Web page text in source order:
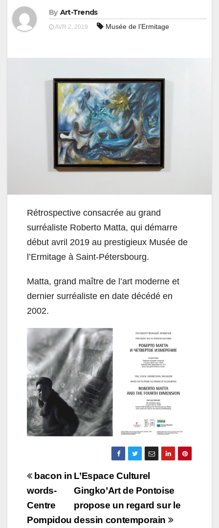
By Art-Trends
AVR 2, 2019 Musée de l’Ermitage
Rétrospective consacrée au grand
surréaliste Roberto Matta, qui démarre
début avril 2019 au prestigieux Musée de
l’Ermitage à Saint-Pétersbourg.
Matta, grand maître de l’art moderne et
dernier surréaliste en date décédé en
2002.
Navigation
de
l’article
L’Espace Culturel
Gingko’Art de Pontoise
propose un regard sur le
dessin contemporain
bacon in
words-
Centre
Pompidou